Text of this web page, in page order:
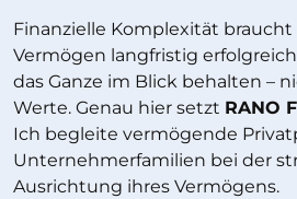
Finanzielle Komplexität
Vermögen langfristig
das Ganze im Blick behalten –
Werte. Genau hier setzt RANO
Ich begleite vermögende
Unternehmerfamilien bei der
Ausrichtung ihres Vermögens.